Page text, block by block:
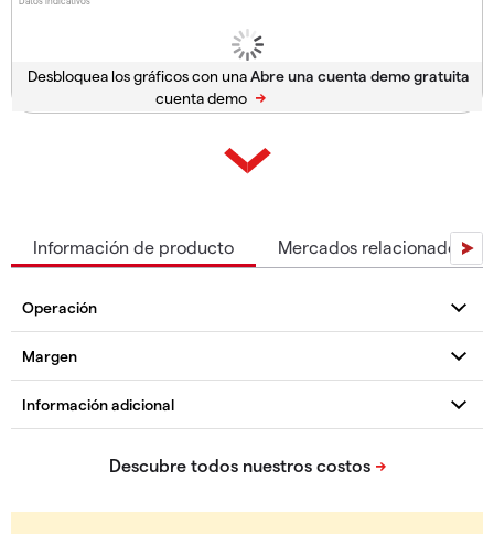
Desbloquea los gráficos con una
cuenta demo
Información de producto Mercados relacionados